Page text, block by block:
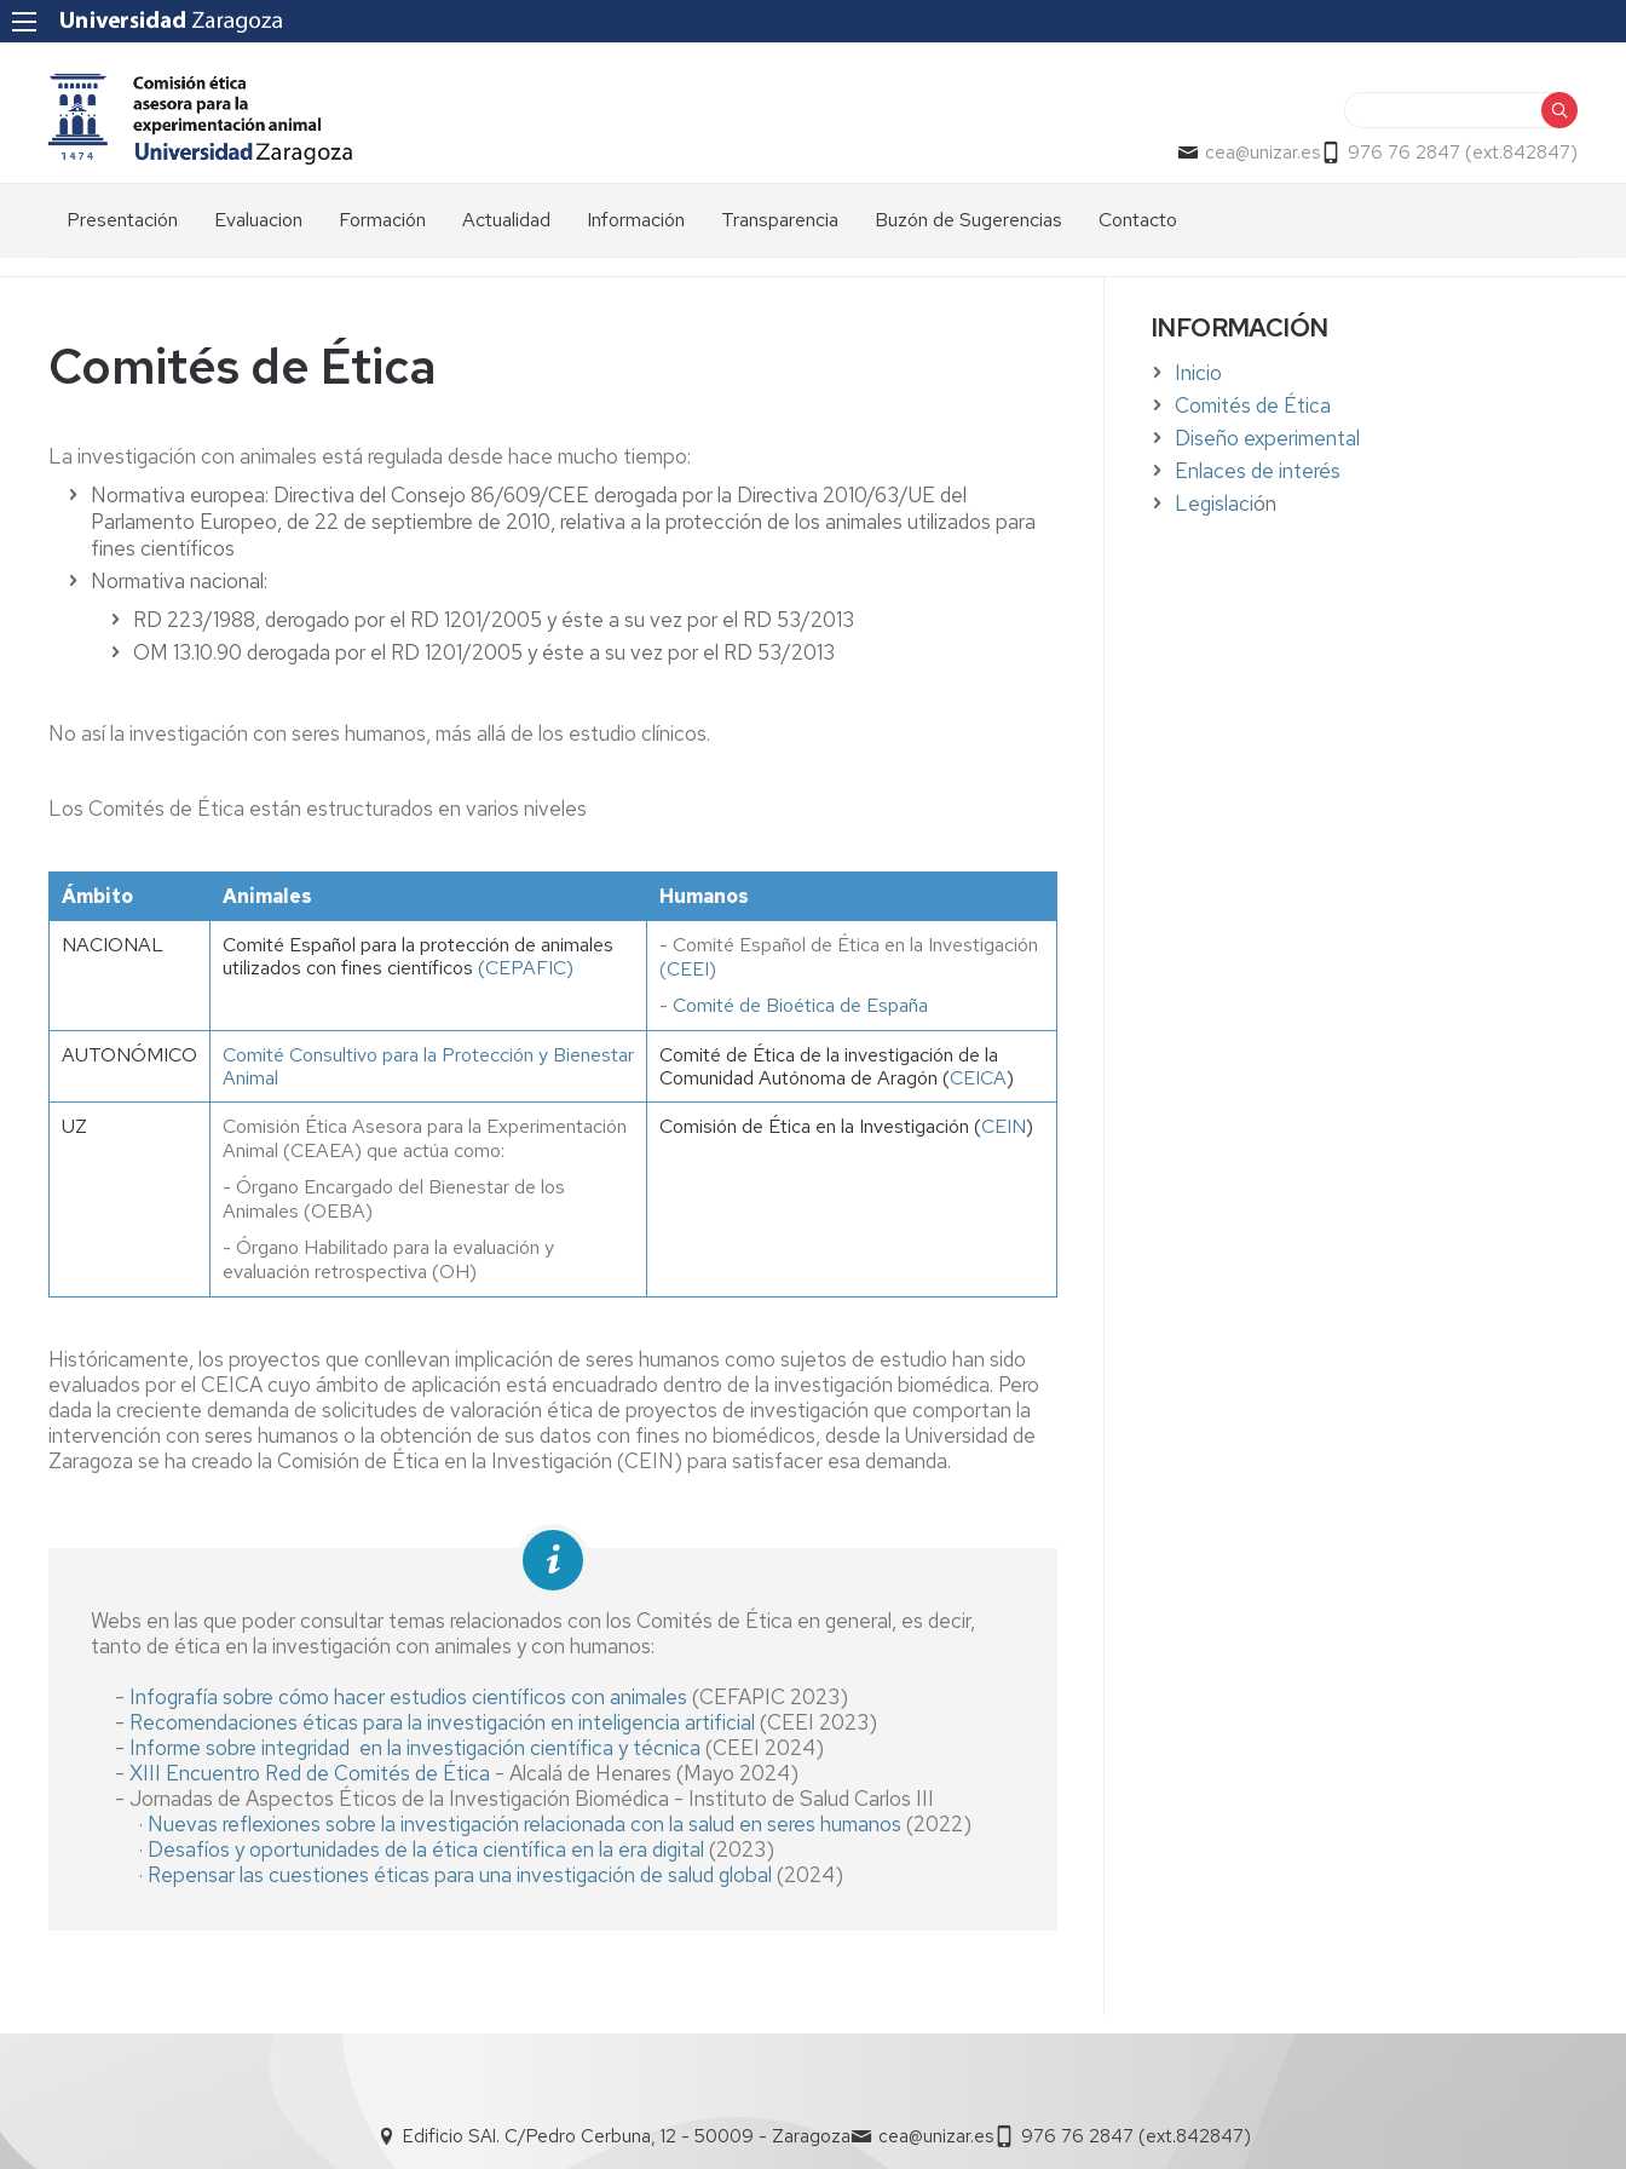
cea@unizar.es 976 76 2847 (ext.842847)
Presentación
Historia
Evaluacion Formación Actualidad Información
Legislación
Comités
de
Transparencia Buzón de Sugerencias Contacto
Comités de Ética
La investigación con animales está regulada desde hace mucho tiempo:
Normativa europea: Directiva del Consejo 86/609/CEE derogada por la Directiva 2010/63/UE del
Parlamento Europeo, de 22 de septiembre de 2010, relativa a la protección de los animales utilizados para
fines científicos
Normativa nacional:
RD 223/1988, derogado por el RD 1201/2005 y éste a su vez por el RD 53/2013
OM 13.10.90 derogada por el RD 1201/2005 y éste a su vez por el RD 53/2013
No así la investigación con seres humanos, más allá de los estudio clínicos.
Los Comités de Ética están estructurados en varios niveles
Ámbito Animales
Humanos
NACIONAL
Comité Español para la protección de animales
utilizados con fines científicos(CEPAFIC)
- Comité Español de Ética en la Investigación
(CEEI)
-Comité de Bioética de España
AUTONÓMICO
Comité Consultivo para la Protección y Bienestar
Animal
Comité de Ética de la investigación de la
Comunidad Autónoma de Aragón (CEICA)
UZ
Comisión Ética Asesora para la Experimentación
Animal (CEAEA) que actúa como:
- Órgano Encargado del Bienestar de los
Animales (OEBA)
- Órgano Habilitado para la evaluación y
evaluación retrospectiva (OH)
Comisión de Ética en la Investigación (CEIN)
Históricamente, los proyectos que conllevan implicación de seres humanos como sujetos de estudio han sido
evaluados por el CEICA cuyo ámbito de aplicación está encuadrado dentro de la investigación biomédica. Pero
dada la creciente demanda de solicitudes de valoración ética de proyectos de investigación que comportan la
intervención con seres humanos o la obtención de sus datos con fines no biomédicos, desde la Universidad de
Zaragoza se ha creado la Comisión de Ética en la Investigación (CEIN) para satisfacer esa demanda.
Webs en las que poder consultar temas relacionados con los Comités de Ética en general, es decir,
tanto de ética en la investigación con animales y con humanos:
- Infografía sobre cómo hacer estudios científicos con animales (CEFAPIC 2023)
- Recomendaciones éticas para la investigación en inteligencia artificial (CEEI 2023)
- Informe sobre integridad en la investigación científica y técnica (CEEI 2024)
- XIII Encuentro Red de Comités de Ética - Alcalá de Henares (Mayo 2024)
- Jornadas de Aspectos Éticos de la Investigación Biomédica - Instituto de Salud Carlos III
· Nuevas reflexiones sobre la investigación relacionada con la salud en seres humanos (2022)
· Desafíos y oportunidades de la ética científica en la era digital (2023)
· Repensar las cuestiones éticas para una investigación de salud global (2024)
INFORMACIÓN
Inicio
Comités de Ética
Diseño experimental
Enlaces de interés
Legislación
Edificio SAI. C/Pedro Cerbuna, 12 - 50009 - Zaragoza cea@unizar.es 976 76 2847 (ext.842847)